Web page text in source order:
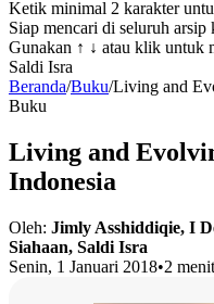
Ketik minimal 2 karakter
Siap mencari di seluruh arsip
Gunakan ↑ ↓ atau klik untuk
Saldi Isra
Beranda/Buku/Living and
Buku
Living and
Indonesia
Oleh: Jimly Asshiddiqie, I
Siahaan, Saldi Isra
Senin, 1 Januari 2018•2